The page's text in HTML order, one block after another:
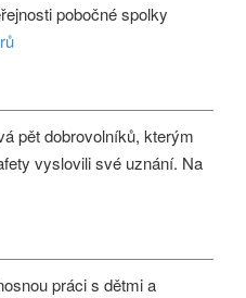
pobočné spolky
pět dobrovolníků, kterým
vyslovili své uznání. Na
práci s dětmi a